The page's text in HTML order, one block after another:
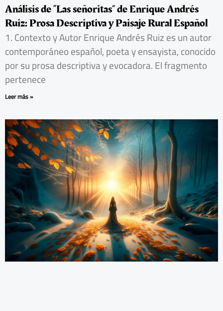
Análisis de “Las señoritas” de Enrique Andrés
Ruiz: Prosa Descriptiva y Paisaje Rural Español
1. Contexto y Autor Enrique Andrés Ruiz es un autor
contemporáneo español, poeta y ensayista, conocido
por su prosa descriptiva y evocadora. El fragmento
pertenece
Leer más »